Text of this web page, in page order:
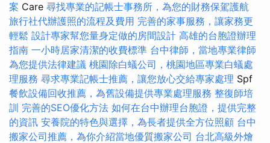
案 Care 尋找專業的記帳士事務所，為您的財務保駕護航
旅行社代辦護照的流程及費用 完善的家事服務，讓家務更
輕鬆 設計專家幫您量身定做的房間設計 高雄的台胞證辦理
指南 一小時居家清潔的收費標準 台中律師，當地專業律師
為您提供法律建議 桃園除白蟻公司，桃園地區專業白蟻處
理服務 尋求專業記帳士推薦，讓您放心交給專家處理 Spf
餐飲設備回收推薦，為舊設備提供專業處理服務 整復師培
訓 完善的SEO優化方法 如何在台中辦理台胞證，提供完整
的資訊 安養院的特色與選擇，為長者提供全方位照顧 台中
搬家公司推薦，為你介紹當地優質搬家公司 台北高級外燴